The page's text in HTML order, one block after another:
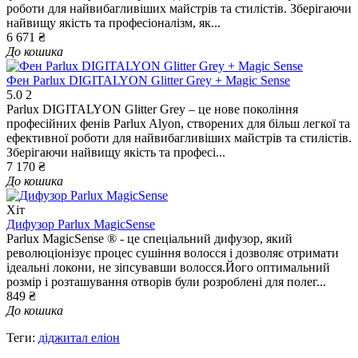
роботи для найвибагливіших майстрів та стилістів. Зберігаючи
найвищу якість та професіоналізм, як...
6 671 ₴
До кошика
Фен Parlux DIGITALYON Glitter Grey + Magic Sense
5.0 2
Parlux DIGITALYON Glitter Grey – це нове покоління
професійних фенів Parlux Alyon, створених для більш легкої та
ефективної роботи для найвибагливіших майстрів та стилістів.
Зберігаючи найвищу якість та професі...
7 170 ₴
До кошика
Хіт
Дифузор Parlux MagicSense
Parlux MagicSense ® - це спеціальний дифузор, який
революціонізує процес сушіння волосся і дозволяє отримати
ідеальні локони, не зіпсувавши волосся.Його оптимальний
розмір і розташування отворів були розроблені для полег...
849 ₴
До кошика
Теги: діджитал еліон